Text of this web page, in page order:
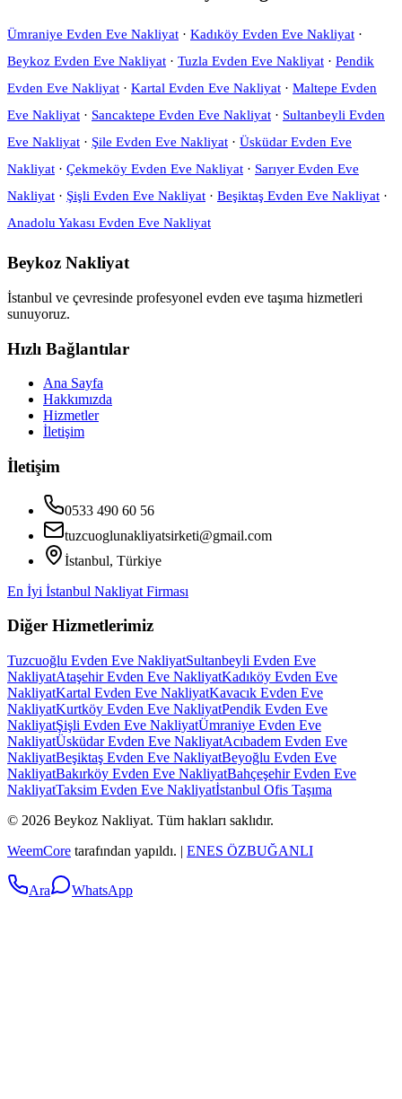
Ümraniye Evden Eve Nakliyat · Kadıköy Evden Eve Nakliyat ·
Beykoz Evden Eve Nakliyat · Tuzla Evden Eve Nakliyat · Pendik
Evden Eve Nakliyat · Kartal Evden Eve Nakliyat · Maltepe Evden
Eve Nakliyat · Sancaktepe Evden Eve Nakliyat · Sultanbeyli Evden
Eve Nakliyat · Şile Evden Eve Nakliyat · Üsküdar Evden Eve
Nakliyat · Çekmeköy Evden Eve Nakliyat · Sarıyer Evden Eve
Nakliyat · Şişli Evden Eve Nakliyat · Beşiktaş Evden Eve Nakliyat ·
Anadolu Yakası Evden Eve Nakliyat
Beykoz Nakliyat
İstanbul ve çevresinde profesyonel evden eve taşıma hizmetleri
sunuyoruz.
Hızlı Bağlantılar
Ana Sayfa
Hakkımızda
Hizmetler
İletişim
İletişim
0533 490 60 56
tuzcuoglunakliyatsirketi@gmail.com
İstanbul, Türkiye
En İyi İstanbul Nakliyat Firması
Diğer Hizmetlerimiz
Tuzcuoğlu Evden Eve NakliyatSultanbeyli Evden Eve
NakliyatAtaşehir Evden Eve NakliyatKadıköy Evden Eve
NakliyatKartal Evden Eve NakliyatKavacık Evden Eve
NakliyatKurtköy Evden Eve NakliyatPendik Evden Eve
NakliyatŞişli Evden Eve NakliyatÜmraniye Evden Eve
NakliyatÜsküdar Evden Eve NakliyatAcıbadem Evden Eve
NakliyatBeşiktaş Evden Eve NakliyatBeyoğlu Evden Eve
NakliyatBakırköy Evden Eve NakliyatBahçeşehir Evden Eve
NakliyatTaksim Evden Eve Nakliyatİstanbul Ofis Taşıma
© 2026 Beykoz Nakliyat. Tüm hakları saklıdır.
WeemCore tarafından yapıldı. | ENES ÖZBUĞANLI
Ara WhatsApp